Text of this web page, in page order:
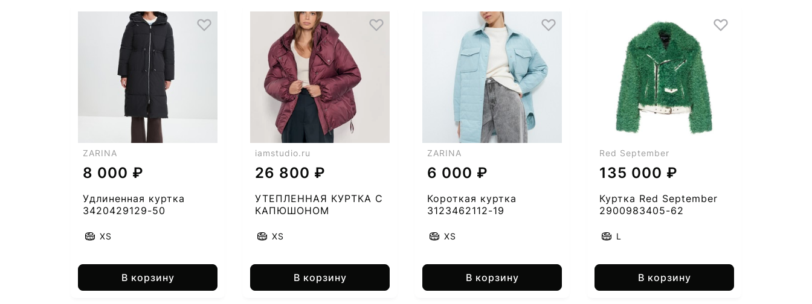
ZARINA
8 000 ₽
Удлиненная куртка
3420429129-50
XS
В корзину
iamstudio.ru
26 800 ₽
УТЕПЛЕННАЯ КУРТКА С
КАПЮШОНОМ
XS
В корзину
ZARINA
6 000 ₽
Короткая куртка
3123462112-19
XS
В корзину
Red September
135 000 ₽
Куртка Red September
2900983405-62
L
В корзину